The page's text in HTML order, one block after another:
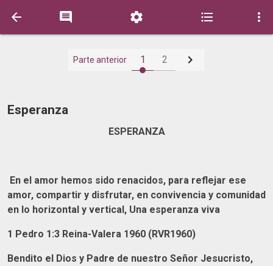
    
Parte anterior 1 2 
Esperanza
ESPERANZA
En el amor hemos sido renacidos, para reflejar ese
amor, compartir y disfrutar, en convivencia y comunidad
en lo horizontal y vertical, Una esperanza viva
1 Pedro 1:3 Reina-Valera 1960 (RVR1960)
Bendito el Dios y Padre de nuestro Señor Jesucristo,